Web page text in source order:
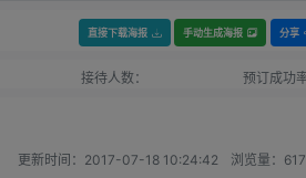
直接下载海报 手动生成海报 分享
接待人数： 预订成功率
更新时间： 2017-07-18 10:24:42 浏览量：